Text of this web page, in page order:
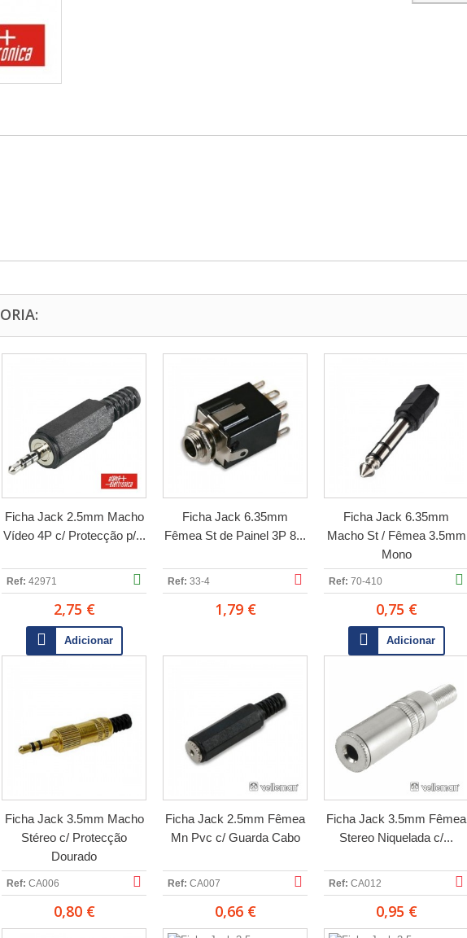
Ficha Jack 2.5mm Macho
Vídeo 4P c/ Protecção p/...
Ref: 42971
2,75 €
Adicionar
Ficha Jack 6.35mm
Fêmea St de Painel 3P 8...
Ref: 33-4
1,79 €
Ficha Jack 6.35mm
Macho St / Fêmea 3.5mm
Mono
Ref: 70-410
0,75 €
Adicionar
Ficha Jack 3.5mm Macho
Stéreo c/ Protecção
Dourado
Ref: CA006
0,80 €
Ficha Jack 2.5mm Fêmea
Mn Pvc c/ Guarda Cabo
Ref: CA007
0,66 €
Ficha Jack 3.5mm Fêmea
Stereo Niquelada c/...
Ref: CA012
0,95 €